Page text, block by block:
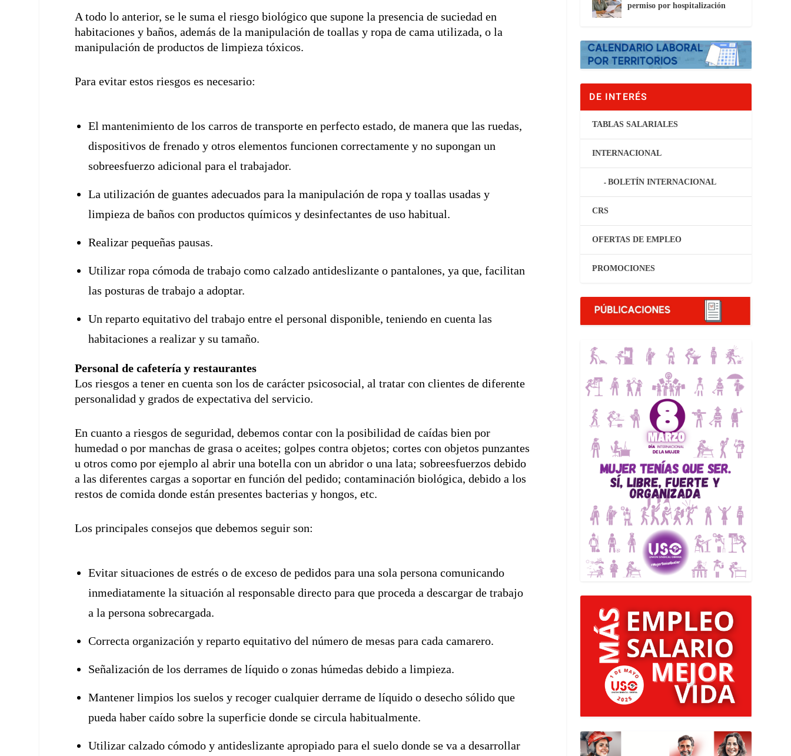
A todo lo anterior, se le suma el riesgo biológico que supone la presencia de suciedad en
habitaciones y baños, además de la manipulación de toallas y ropa de cama utilizada, o la
manipulación de productos de limpieza tóxicos.
Para evitar estos riesgos es necesario:
El mantenimiento de los carros de transporte en perfecto estado, de manera que las ruedas,
dispositivos de frenado y otros elementos funcionen correctamente y no supongan un
sobreesfuerzo adicional para el trabajador.
La utilización de guantes adecuados para la manipulación de ropa y toallas usadas y
limpieza de baños con productos químicos y desinfectantes de uso habitual.
Realizar pequeñas pausas.
Utilizar ropa cómoda de trabajo como calzado antideslizante o pantalones, ya que, facilitan
las posturas de trabajo a adoptar.
Un reparto equitativo del trabajo entre el personal disponible, teniendo en cuenta las
habitaciones a realizar y su tamaño.
Personal de cafetería y restaurantes
Los riesgos a tener en cuenta son los de carácter psicosocial, al tratar con clientes de diferente
personalidad y grados de expectativa del servicio.
En cuanto a riesgos de seguridad, debemos contar con la posibilidad de caídas bien por
humedad o por manchas de grasa o aceites; golpes contra objetos; cortes con objetos punzantes
u otros como por ejemplo al abrir una botella con un abridor o una lata; sobreesfuerzos debido
a las diferentes cargas a soportar en función del pedido; contaminación biológica, debido a los
restos de comida donde están presentes bacterias y hongos, etc.
Los principales consejos que debemos seguir son:
Evitar situaciones de estrés o de exceso de pedidos para una sola persona comunicando
inmediatamente la situación al responsable directo para que proceda a descargar de trabajo
a la persona sobrecargada.
Correcta organización y reparto equitativo del número de mesas para cada camarero.
Señalización de los derrames de líquido o zonas húmedas debido a limpieza.
Mantener limpios los suelos y recoger cualquier derrame de líquido o desecho sólido que
pueda haber caído sobre la superficie donde se circula habitualmente.
Utilizar calzado cómodo y antideslizante apropiado para el suelo donde se va a desarrollar
permiso por hospitalización
DE INTERÉS
TABLAS SALARIALES
INTERNACIONAL
BOLETÍN INTERNACIONAL
CRS
OFERTAS DE EMPLEO
PROMOCIONES